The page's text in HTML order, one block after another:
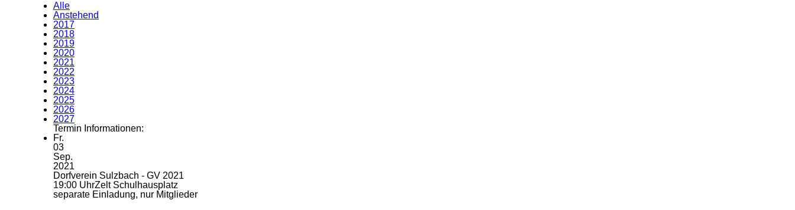
Alle
Anstehend
2017
2018
2019
2020
2021
2022
2023
2024
2025
2026
2027
Termin Informationen:
Fr.
03
Sep.
2021
Dorfverein Sulzbach - GV 2021
19:00 UhrZelt Schulhausplatz
separate Einladung, nur Mitglieder